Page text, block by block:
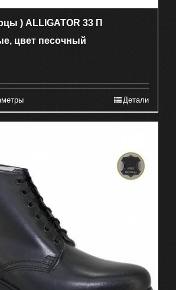
) ALLIGATOR 33 П
цвет песочный
Этот
вариаций.
Опции
можно
выбрать
на
странице
товара.
Детали